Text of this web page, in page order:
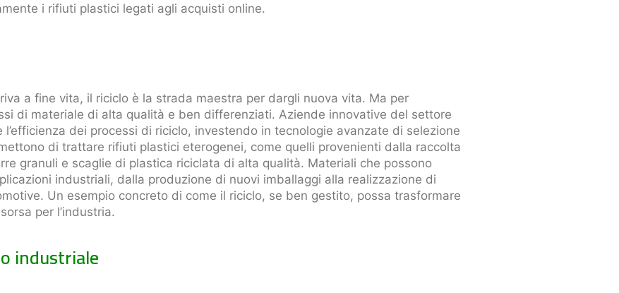
i rifiuti plastici legati agli acquisti online.
a fine vita, il riciclo è la strada maestra per dargli nuova vita. Ma per
di materiale di alta qualità e ben differenziati. Aziende innovative del settore
dei processi di riciclo, investendo in tecnologie avanzate di selezione
di trattare rifiuti plastici eterogenei, come quelli provenienti dalla raccolta
granuli e scaglie di plastica riciclata di alta qualità. Materiali che possono
industriali, dalla produzione di nuovi imballaggi alla realizzazione di
Un esempio concreto di come il riciclo, se ben gestito, possa trasformare
per l’industria.
industriale